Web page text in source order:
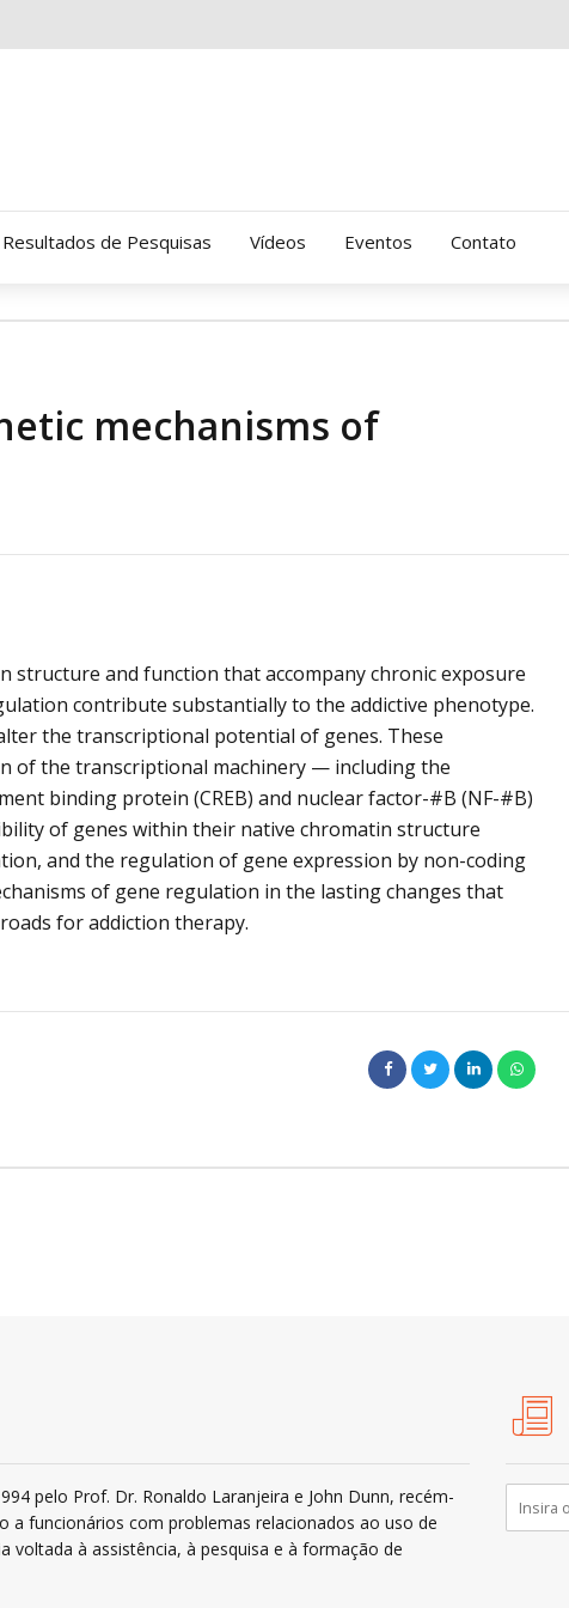
Amor-Exigente
Resultados de Pesquisas Vídeos Eventos Contato
mechanisms of
and function that accompany chronic exposure
contribute substantially to the addictive phenotype.
the transcriptional potential of genes. These
of the transcriptional machinery — including the
binding protein (CREB) and nuclear factor-#B (NF-#B)
of genes within their native chromatin structure
and the regulation of gene expression by non-coding
of gene regulation in the lasting changes that
for addiction therapy.
pelo Prof. Dr. Ronaldo Laranjeira e John Dunn, recém-
funcionários com problemas relacionados ao uso de
à assistência, à pesquisa e à formação de